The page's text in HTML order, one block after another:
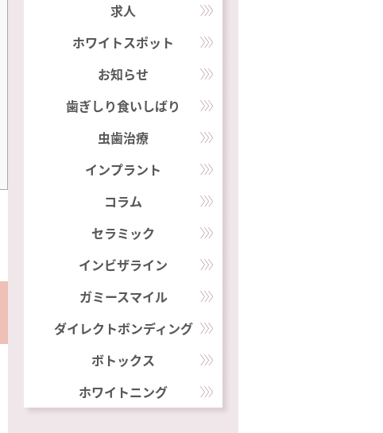
求人
ホワイトスポット
お知らせ
歯ぎしり食いしばり
虫歯治療
インプラント
コラム
セラミック
インビザライン
ガミースマイル
ダイレクトボンディング
ボトックス
ホワイトニング